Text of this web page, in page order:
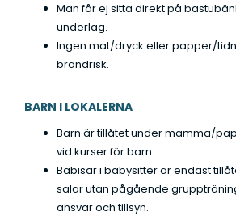
Man får ej sitta direkt på
underlag.
Ingen mat/dryck eller papper/
brandrisk.
BARN I LOKALERNA
Barn är tillåtet under mamma/
vid kurser för barn.
Bäbisar i babysitter är endast
salar utan pågående
ansvar och tillsyn.